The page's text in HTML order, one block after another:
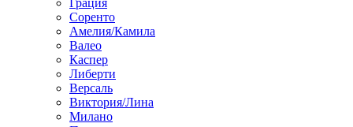
Грация
Соренто
Амелия/Камила
Валео
Каспер
Либерти
Версаль
Виктория/Лина
Милано